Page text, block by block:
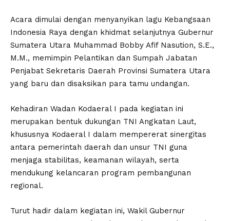
Acara dimulai dengan menyanyikan lagu Kebangsaan
Indonesia Raya dengan khidmat selanjutnya Gubernur
Sumatera Utara Muhammad Bobby Afif Nasution, S.E.,
M.M., memimpin Pelantikan dan Sumpah Jabatan
Penjabat Sekretaris Daerah Provinsi Sumatera Utara
yang baru dan disaksikan para tamu undangan.
Kehadiran Wadan Kodaeral I pada kegiatan ini
merupakan bentuk dukungan TNI Angkatan Laut,
khususnya Kodaeral I dalam mempererat sinergitas
antara pemerintah daerah dan unsur TNI guna
menjaga stabilitas, keamanan wilayah, serta
mendukung kelancaran program pembangunan
regional.
Turut hadir dalam kegiatan ini, Wakil Gubernur